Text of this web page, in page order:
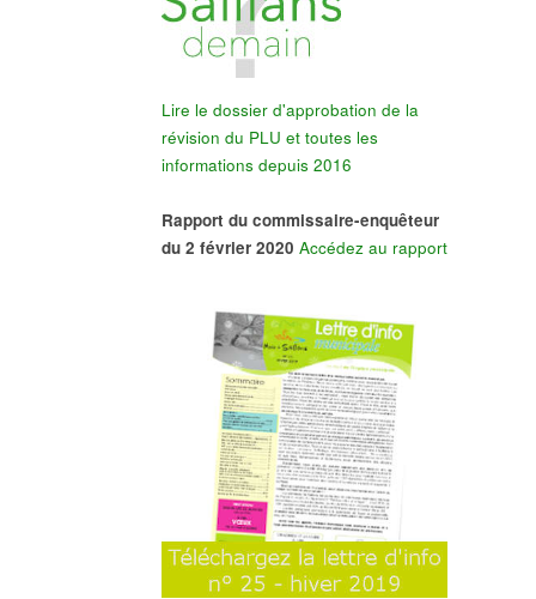
Lire le dossier d'approbation de la
révision du PLU et toutes les
informations depuis 2016
Rapport du commissaire-enquêteur
du 2 février 2020 Accédez au rapport